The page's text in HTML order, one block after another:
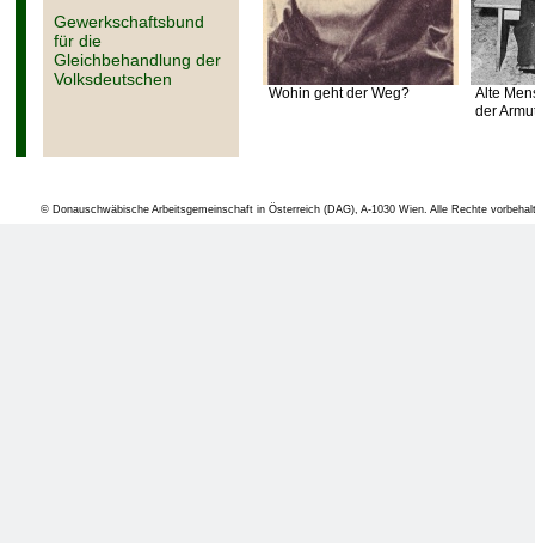
© Donauschwäbische Arbeitsgemeinschaft in Österreich (DAG), A-1030 Wien. Alle Rechte
In Bezug auf
Deutschland
Bonner
Wohin geht der Weg?
Alte
der
Gewerkschaftsbund
für die
Gleichbehandlung der
Volksdeutschen